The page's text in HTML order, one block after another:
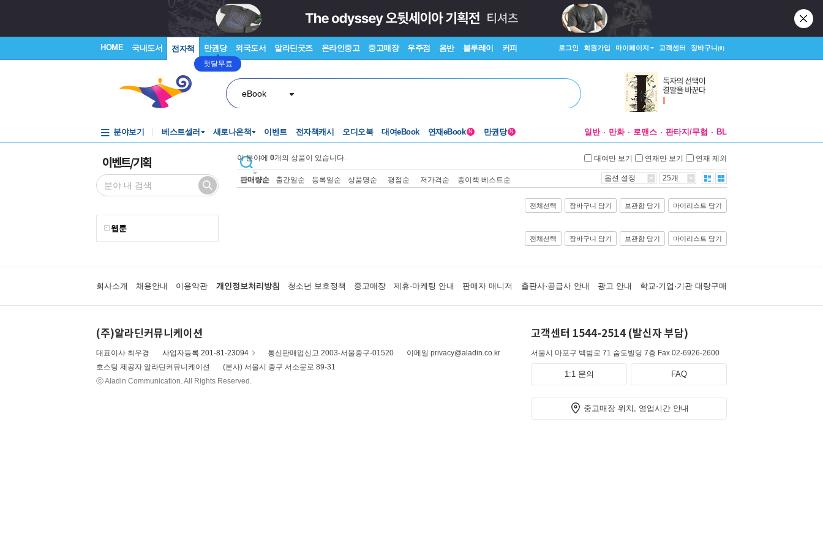
HOME 국내도서 전자책 만권당
첫달무료
외국도서 알라딘굿즈 온라인중고 중고매장 우주점 음반 블루레이 커피 로그인 회원가입 마이페이지 고객센터 장바구니(0)
eBook
분야보기 베스트셀러 새로나온책 이벤트 전자책캐시 오디오북 대여eBook 연재eBook N 만권당 N 일반 만화 로맨스 판타지/무협 BL
이벤트/기획
웹툰
이 분야에 0개의 상품이 있습니다. 대여만 보기 연재만 보기 연재 제외
판매량순 출간일순 등록일순 상품명순 평점순 저가격순 종이책 베스트순 옵션 설정 25개
전체선택 장바구니 담기 보관함 담기 마이리스트 담기
전체선택 장바구니 담기 보관함 담기 마이리스트 담기
회사소개 채용안내 이용약관 개인정보처리방침 청소년 보호정책 중고매장 제휴·마케팅 안내 판매자 매니저 출판사·공급사 안내 광고 안내 학교·기업·기관 대량구매
(주)알라딘커뮤니케이션
대표이사 최우경 사업자등록 201-81-23094 통신판매업신고 2003-서울중구-01520
이메일 privacy@aladin.co.kr
호스팅 제공자 알라딘커뮤니케이션
(본사) 서울시 중구 서소문로 89-31
ⓒ Aladin Communication. All Rights Reserved.
고객센터 1544-2514 (발신자 부담)
서울시 마포구 백범로 71 숨도빌딩 7층 Fax 02-6926-2600
1:1 문의 FAQ
중고매장 위치, 영업시간 안내